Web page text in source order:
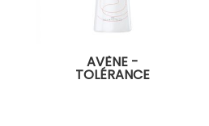
AVÈNE -
TOLÉRANCE